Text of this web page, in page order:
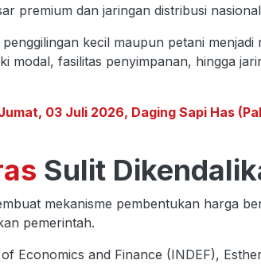
premium dan jaringan distribusi
kecil maupun petani menjadi
modal, fasilitas penyimpanan, hingga
03 Juli 2026, Daging Sapi Has
Sulit
mekanisme pembentukan harga
pemerintah.
Economics and Finance (INDEF),